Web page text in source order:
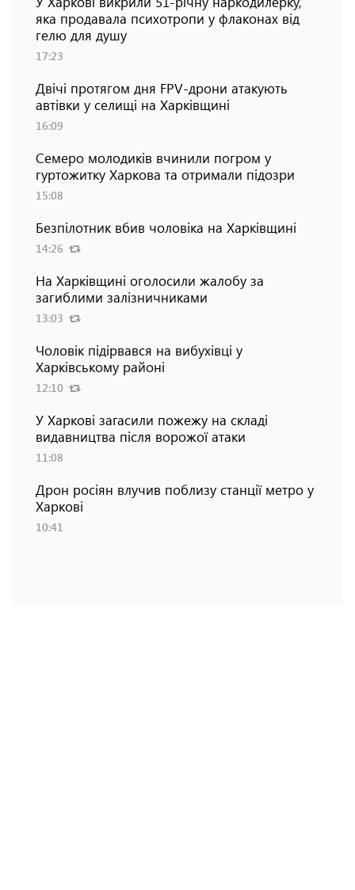
яка продавала психотропи у флаконах від
гелю для душу
17:23
Двічі протягом дня FPV-дрони атакують
автівки у селищі на Харківщині
16:09
Семеро молодиків вчинили погром у
гуртожитку Харкова та отримали підозри
15:08
Безпілотник вбив чоловіка на Харківщині
14:26
На Харківщині оголосили жалобу за
загиблими залізничниками
13:03
Чоловік підірвався на вибухівці у
Харківському районі
12:10
У Харкові загасили пожежу на складі
видавництва після ворожої атаки
11:08
Дрон росіян влучив поблизу станції метро у
Харкові
10:41